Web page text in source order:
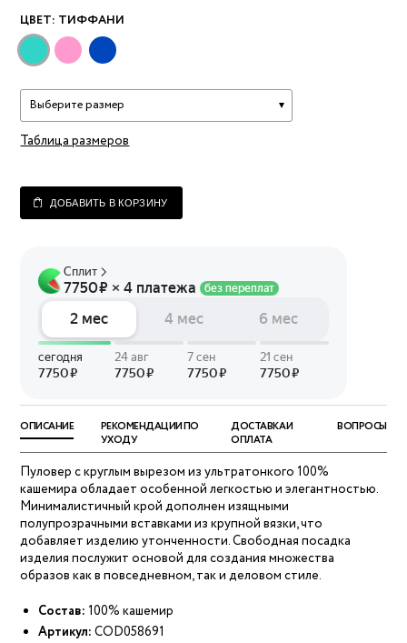
ЦВЕТ: ТИФФАНИ
Выберите размер
Таблица размеров
ДОБАВИТЬ В КОРЗИНУ
ОПИСАНИЕ
РЕКОМЕНДАЦИИ ПО
УХОДУ
ДОСТАВКА И
ОПЛАТА
ВОПРОСЫ
Пуловер с круглым вырезом из ультратонкого 100%
кашемира обладает особенной легкостью и элегантностью.
Минималистичный крой дополнен изящными
полупрозрачными вставками из крупной вязки, что
добавляет изделию утонченности. Свободная посадка
изделия послужит основой для создания множества
образов как в повседневном, так и деловом стиле.
Состав: 100% кашемир
Артикул: COD058691